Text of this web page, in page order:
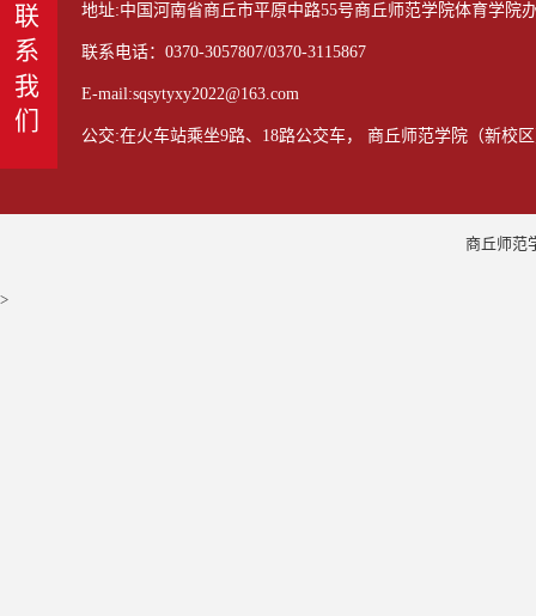
联系我们 地址:中国河南省商丘市平原中路55号商丘师范学院体育学院
联系电话：0370-3057807/0370-3115867
E-mail:sqsytyxy2022@163.com
公交:在火车站乘坐9路、18路公交车， 商丘师范学院（新校
商丘师范
>